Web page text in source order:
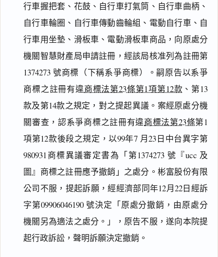
行車握把套、花鼓、自行車打氣筒、自行車曲柄、
自行車輪圈、自行車傳動齒輪組、電動自行車、自
行車用坐墊、滑板車、電動滑板車商品，向原處分
機關智慧財產局申請註冊，經該局核准列為註冊第
1374273 號商標（下稱系爭商標）。嗣原告以系爭
商標之註冊有違商標法第23條第1項第12款 、第13
款及第14款之規定，對之提起異議。案經原處分機
關審查，認系爭商標之註冊有違商標法第23條第1
項第12款後段之規定，以99年7 月23日中台異字第
980931商標異議審定書為「第1374273 號『ucc 及
圖』商標之註冊應予撤銷」之處分。彬富股份有限
公司不服，提起訴願，經經濟部同年12月22日經訴
字第09906046190 號決定「原處分撤銷，由原處分
機關另為適法之處分。」，原告不服，遂向本院提
起行政訴訟，聲明訴願決定撤銷。
閱讀 研究